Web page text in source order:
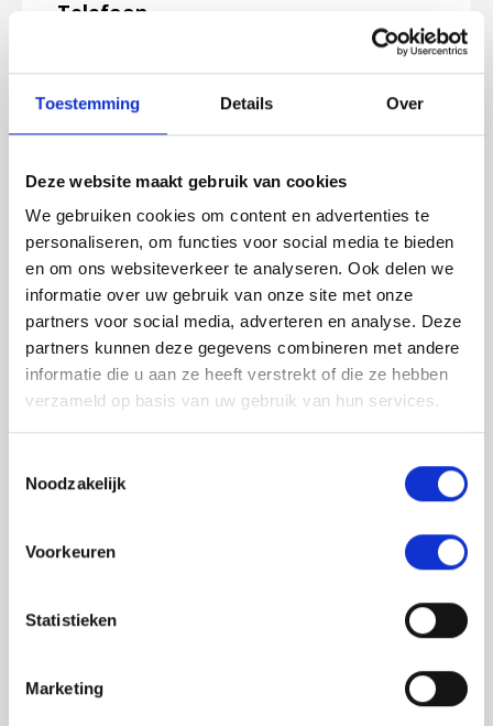
Toestemming Details Over
Deze website maakt gebruik van cookies
We gebruiken cookies om content en advertenties te
personaliseren, om functies voor social media te bieden
en om ons websiteverkeer te analyseren. Ook delen we
informatie over uw gebruik van onze site met onze
partners voor social media, adverteren en analyse. Deze
partners kunnen deze gegevens combineren met andere
informatie die u aan ze heeft verstrekt of die ze hebben
verzameld op basis van uw gebruik van hun services.
Noodzakelijk
Voorkeuren
Statistieken
Marketing
Telefoon
Jouw feedback wordt verwerkt door de
adviseurs van het team richtlijnen NCJ. Als zij
feedback meegenomen wordt met de